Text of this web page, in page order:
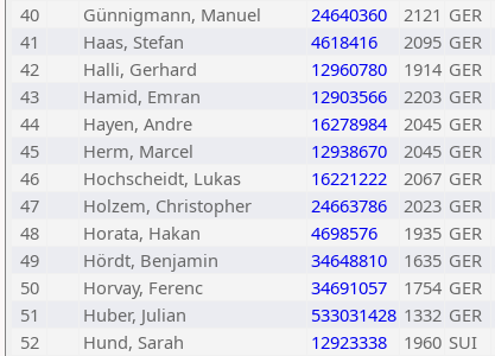
40
Günnigmann, Manuel 24640360 2121 GER
41
Haas, Stefan 4618416 2095 GER
42
Halli, Gerhard 12960780 1914 GER
43
Hamid, Emran 12903566 2203 GER
44
Hayen, Andre 16278984 2045 GER
45
Herm, Marcel 12938670 2045 GER
46
Hochscheidt, Lukas 16221222 2067 GER
47
Holzem, Christopher 24663786 2023 GER
48
Horata, Hakan 4698576 1935 GER
49
Hördt, Benjamin 34648810 1635 GER
50
Horvay, Ferenc 34691057 1754 GER
51
Huber, Julian 533031428 1332 GER
52
Hund, Sarah 12923338 1960 SUI